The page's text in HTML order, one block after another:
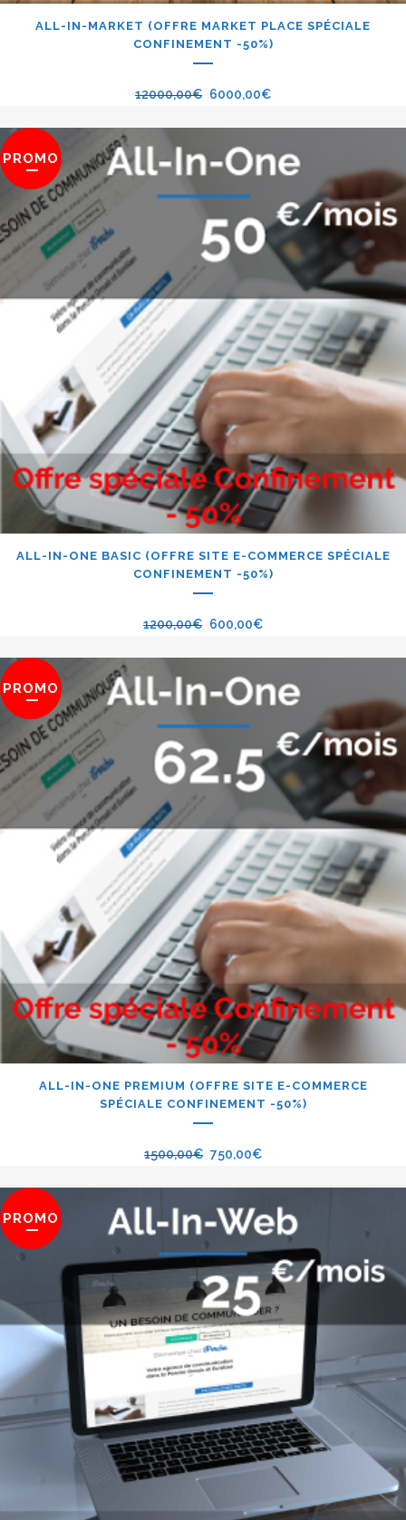
ALL-IN-MARKET (OFFRE MARKET PLACE SPÉCIALE
CONFINEMENT -50%)
12000,00€ 6000,00€
PROMO
ALL-IN-ONE BASIC (OFFRE SITE E-COMMERCE SPÉCIALE
CONFINEMENT -50%)
1200,00€ 600,00€
PROMO
ALL-IN-ONE PREMIUM (OFFRE SITE E-COMMERCE
SPÉCIALE CONFINEMENT -50%)
1500,00€ 750,00€
PROMO